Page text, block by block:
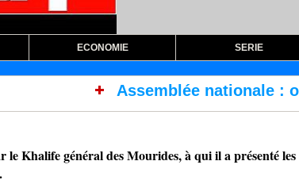
ECONOMIE SERIE
nationale : ouverture session
le Khalife général des Mourides, à qui il a présenté